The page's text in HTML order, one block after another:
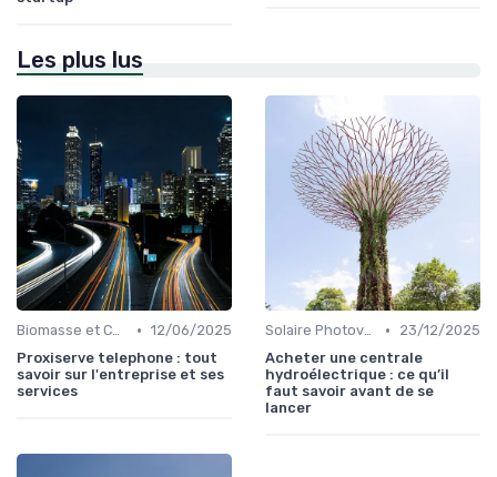
Les plus lus
Biomasse et Chauffage Écologique • 12/06/2025
Proxiserve telephone : tout
savoir sur l'entreprise et ses
services
Solaire Photovoltaïque et Thermique •
23/12/2025
Acheter une centrale
hydroélectrique : ce qu’il
faut savoir avant de se
lancer